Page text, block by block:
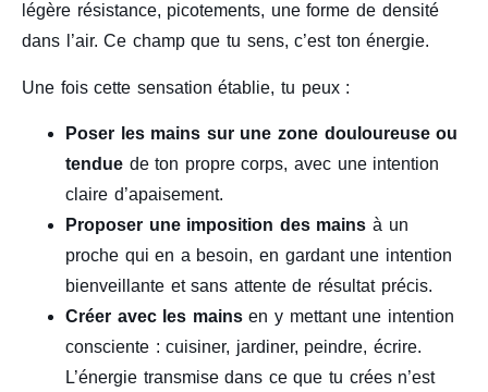
légère résistance, picotements, une forme de densité
dans l’air. Ce champ que tu sens, c’est ton énergie.
Une fois cette sensation établie, tu peux :
Poser les mains sur une zone douloureuse ou
tendue de ton propre corps, avec une intention
claire d’apaisement.
Proposer une imposition des mains à un
proche qui en a besoin, en gardant une intention
bienveillante et sans attente de résultat précis.
Créer avec les mainsen y mettant une intention
consciente : cuisiner, jardiner, peindre, écrire.
L’énergie transmise dans ce que tu crées n’est